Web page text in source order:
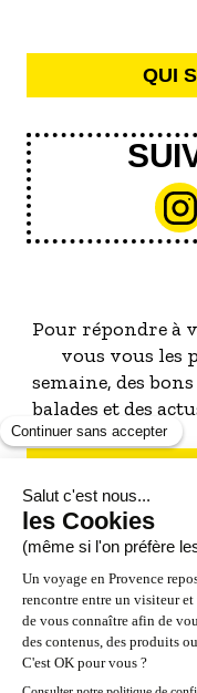
QUI
Pour répondre à
vous vous les
semaine, des
balades et des
NOS
ESPACE PRO